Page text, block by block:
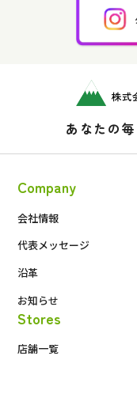
あなたの
Company
会社情報
代表メッセージ
沿革
お知らせ
Stores
店舗一覧